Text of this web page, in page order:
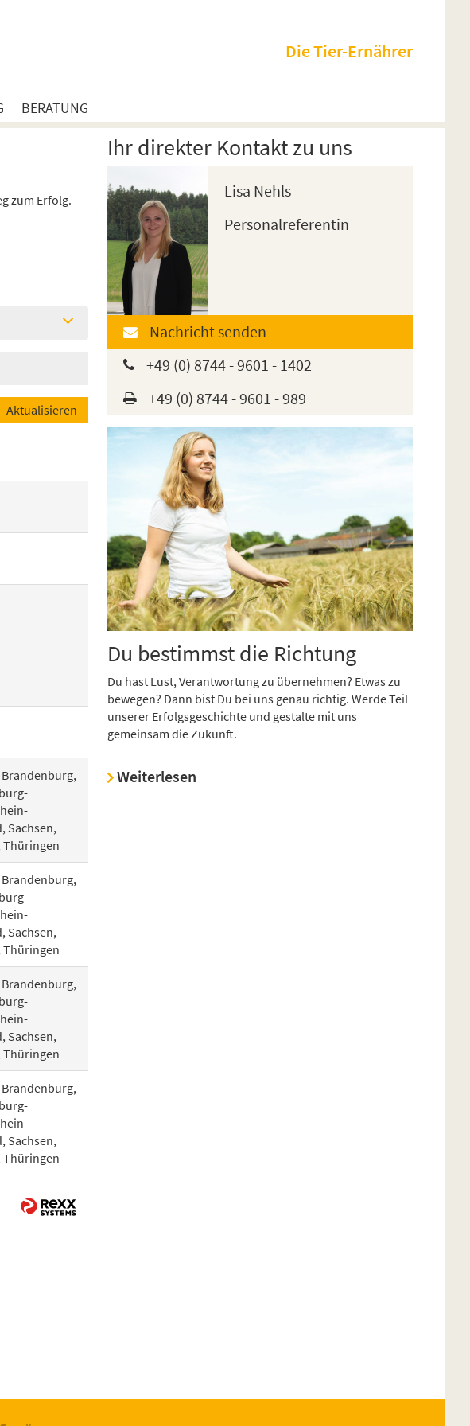
Die Tier-Ernährer
BERATUNG
zum Erfolg.
Aktualisieren
Sachsen,
Thüringen
Sachsen,
Thüringen
Sachsen,
Thüringen
Sachsen,
Thüringen
Ihr direkter Kontakt zu uns
Lisa Nehls
Personalreferentin
Nachricht senden
+49 (0) 8744 - 9601 - 1402
+49 (0) 8744 - 9601 - 989
Du bestimmst die Richtung
Du hast Lust, Verantwortung zu übernehmen? Etwas zu
bewegen? Dann bist Du bei uns genau richtig. Werde Teil
unserer Erfolgsgeschichte und gestalte mit uns
gemeinsam die Zukunft.
Weiterlesen